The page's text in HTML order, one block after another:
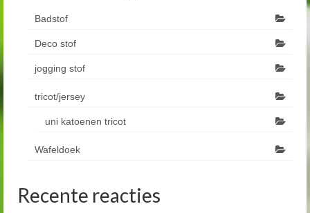
Badstof
Deco stof
jogging stof
tricot/jersey
uni katoenen tricot
Wafeldoek
Recente reacties